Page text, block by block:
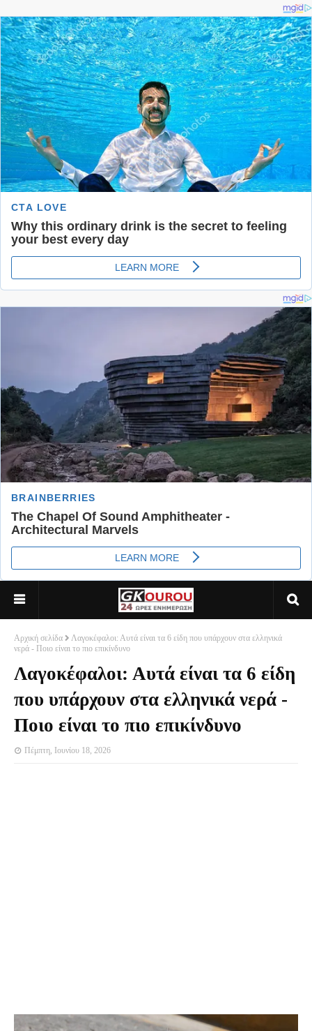
Αρχική σελίδα
Λαγοκέφαλοι: Αυτά είναι τα 6 είδη που υπάρχουν στα ελληνικά
νερά - Ποιο είναι το πιο επικίνδυνο
Λαγοκέφαλοι: Αυτά είναι τα 6 είδη
που υπάρχουν στα ελληνικά νερά -
Ποιο είναι το πιο επικίνδυνο
Πέμπτη, Ιουνίου 18, 2026